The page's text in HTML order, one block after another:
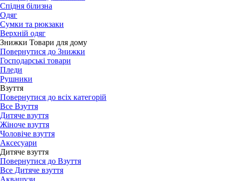
Спідня білизна
Одяг
Сумки та рюкзаки
Верхній одяг
Знижки Товари для дому
Повернутися до Знижки
Господарські товари
Пледи
Рушники
Взуття
Повернутися до всіх категорій
Все Взуття
Дитяче взуття
Жіноче взуття
Чоловіче взуття
Аксесуари
Дитяче взуття
Повернутися до Взуття
Все Дитяче взуття
Аквашузи